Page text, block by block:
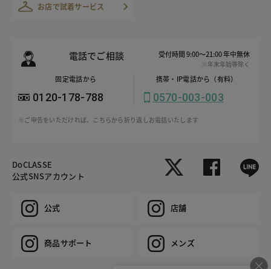
お店で試着サービス
電話でご相談 受付時間 9:00～21:00 年中無休
※年末年始等除く
固定電話から
0120-178-788
携帯・IP電話から（有料）
0570-003-003
※ご申告をいただければ、こちらから折り返しお電話いたします
DoCLASSE
公式SNSアカウント
公式 店舗
商品サポート メンズ